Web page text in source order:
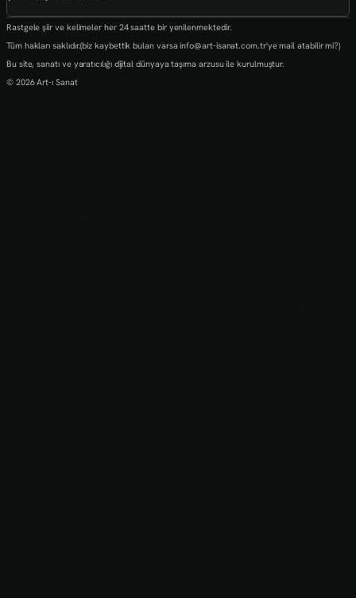
Rastgele şiir ve kelimeler her 24 saatte bir yenilenmektedir.
Tüm hakları saklıdır.(biz kaybettik bulan varsa info@art-isanat.com.tr'ye mail atabilir mi?)
Bu site, sanatı ve yaratıcılığı dijital dünyaya taşıma arzusu ile kurulmuştur.
© 2026 Art-ı Sanat